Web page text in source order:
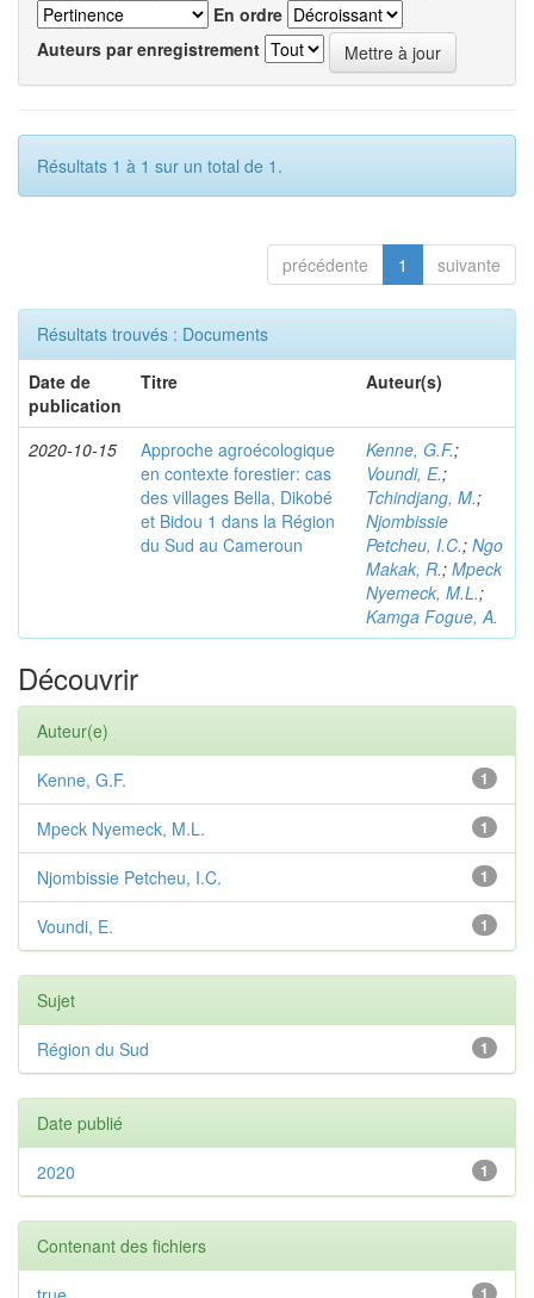
En ordre
Auteurs par enregistrement
Résultats 1 à 1 sur un total de 1.
précédente 1 suivante
Résultats trouvés : Documents
Date de
publication
Titre Auteur(s)
2020-10-15
Approche agroécologique
en contexte forestier: cas
des villages Bella, Dikobé
et Bidou 1 dans la Région
du Sud au Cameroun
Kenne, G.F.;
Voundi, E.;
Tchindjang, M.;
Njombissie
Petcheu, I.C.; Ngo
Makak, R.; Mpeck
Nyemeck, M.L.;
Kamga Fogue, A.
Découvrir
Auteur(e)
1
Kenne, G.F.
1
Mpeck Nyemeck, M.L.
1
Njombissie Petcheu, I.C.
1
Voundi, E.
Sujet
1
Région du Sud
Date publié
1
2020
Contenant des fichiers
1